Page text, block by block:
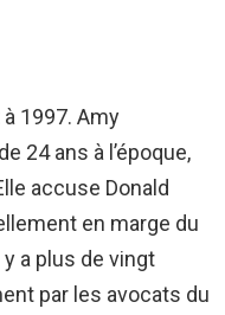
1997. Amy
24 ans à l’époque,
accuse Donald
en marge du
y a plus de vingt
par les avocats du